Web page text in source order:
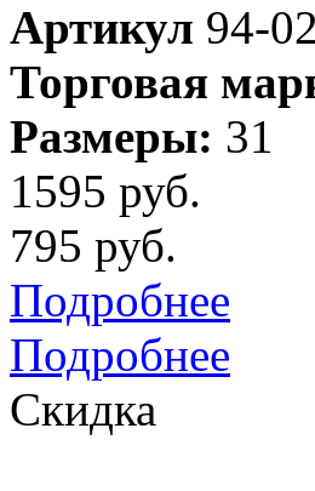
Артикул 94-
Торговая
Размеры: 31
1595 руб.
795 руб.
Подробнее
Подробнее
Скидка